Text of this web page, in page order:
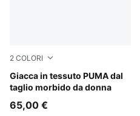
2 COLORI
Giacca in tessuto PUMA dal
taglio morbido da donna
Puma Black
65,00 €